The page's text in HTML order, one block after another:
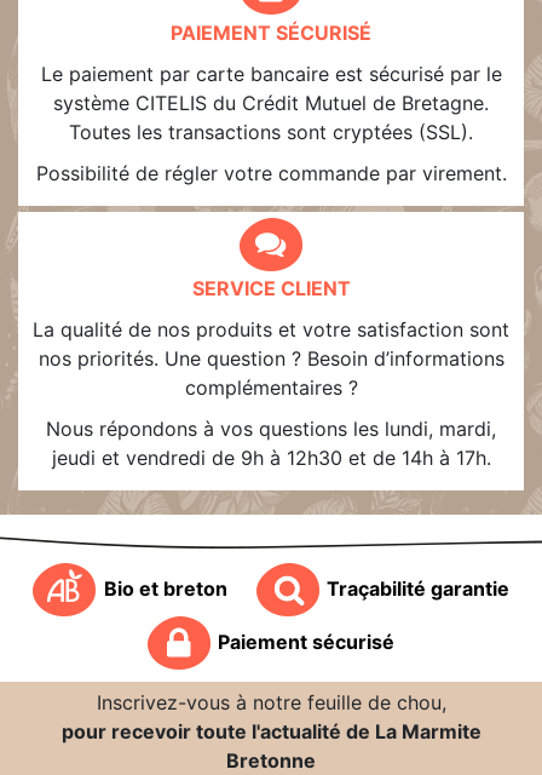
PAIEMENT SÉCURISÉ
Le paiement par carte bancaire est sécurisé par le
système CITELIS du Crédit Mutuel de Bretagne.
Toutes les transactions sont cryptées (SSL).
Possibilité de régler votre commande par virement.
SERVICE CLIENT
La qualité de nos produits et votre satisfaction sont
nos priorités. Une question ? Besoin d’informations
complémentaires ?
Nous répondons à vos questions les lundi, mardi,
jeudi et vendredi de 9h à 12h30 et de 14h à 17h.
Bio et breton Traçabilité garantie
Paiement sécurisé
Inscrivez-vous à notre feuille de chou,
pour recevoir toute l'actualité de La Marmite
Bretonne